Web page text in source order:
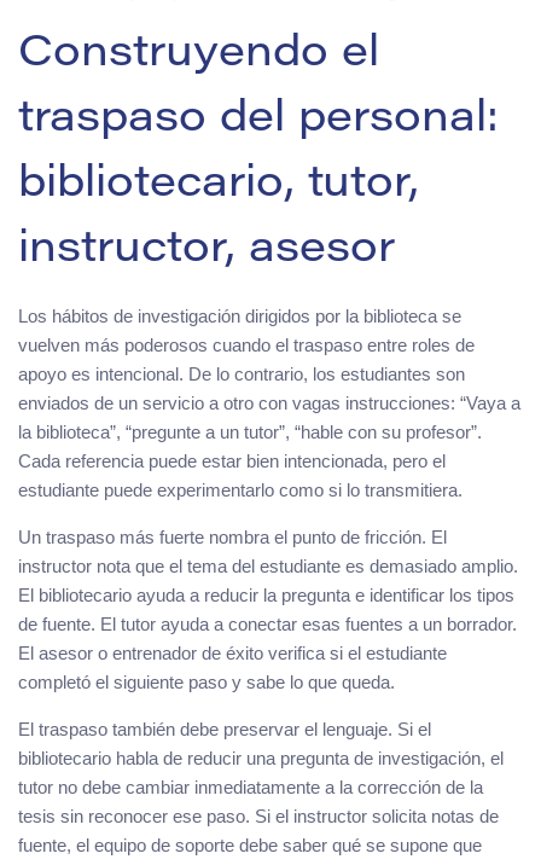
Construyendo el
traspaso del personal:
bibliotecario, tutor,
instructor, asesor
Los hábitos de investigación dirigidos por la biblioteca se
vuelven más poderosos cuando el traspaso entre roles de
apoyo es intencional. De lo contrario, los estudiantes son
enviados de un servicio a otro con vagas instrucciones: “Vaya a
la biblioteca”, “pregunte a un tutor”, “hable con su profesor”.
Cada referencia puede estar bien intencionada, pero el
estudiante puede experimentarlo como si lo transmitiera.
Un traspaso más fuerte nombra el punto de fricción. El
instructor nota que el tema del estudiante es demasiado amplio.
El bibliotecario ayuda a reducir la pregunta e identificar los tipos
de fuente. El tutor ayuda a conectar esas fuentes a un borrador.
El asesor o entrenador de éxito verifica si el estudiante
completó el siguiente paso y sabe lo que queda.
El traspaso también debe preservar el lenguaje. Si el
bibliotecario habla de reducir una pregunta de investigación, el
tutor no debe cambiar inmediatamente a la corrección de la
tesis sin reconocer ese paso. Si el instructor solicita notas de
fuente, el equipo de soporte debe saber qué se supone que